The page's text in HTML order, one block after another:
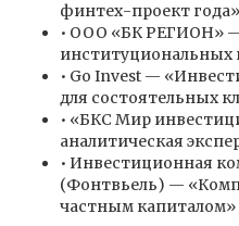
финтех-проект года»
• ООО «БК РЕГИОН»
институциональных
• Go Invest —
для состоятельных
• «БКС Мир
аналитическая
• Инвестиционная
(Фонтвьель) —
частным капиталом»